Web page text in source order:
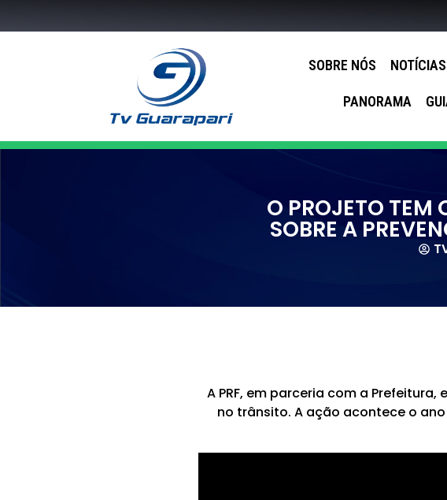
SOBRE NÓS NOTÍCIAS
PANORAMA
O PROJETO TEM
SOBRE A
A PRF, em parceria com a
no trânsito. A ação acontece o